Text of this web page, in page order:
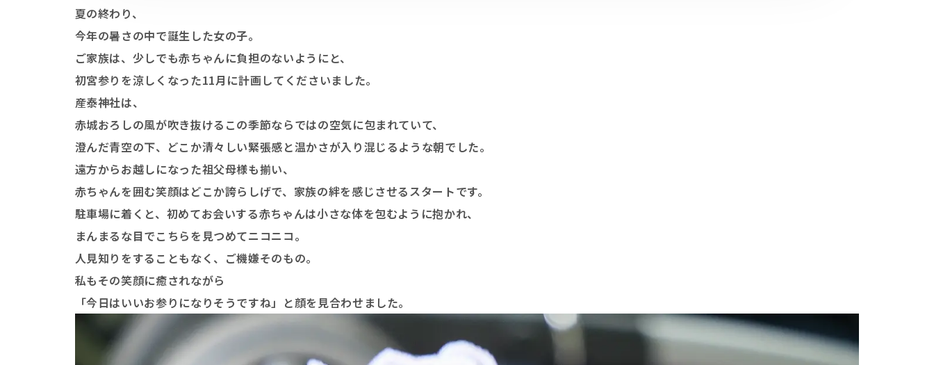
夏の終わり、
今年の暑さの中で誕生した女の子。
ご家族は、少しでも赤ちゃんに負担のないようにと、
初宮参りを涼しくなった11月に計画してくださいました。
産泰神社は、
赤城おろしの風が吹き抜けるこの季節ならではの空気に包まれていて、
澄んだ青空の下、どこか清々しい緊張感と温かさが入り混じるような朝でした。
遠方からお越しになった祖父母様も揃い、
赤ちゃんを囲む笑顔はどこか誇らしげで、家族の絆を感じさせるスタートです。
駐車場に着くと、初めてお会いする赤ちゃんは小さな体を包むように抱かれ、
まんまるな目でこちらを見つめてニコニコ。
人見知りをすることもなく、ご機嫌そのもの。
私もその笑顔に癒されながら
「今日はいいお参りになりそうですね」と顔を見合わせました。